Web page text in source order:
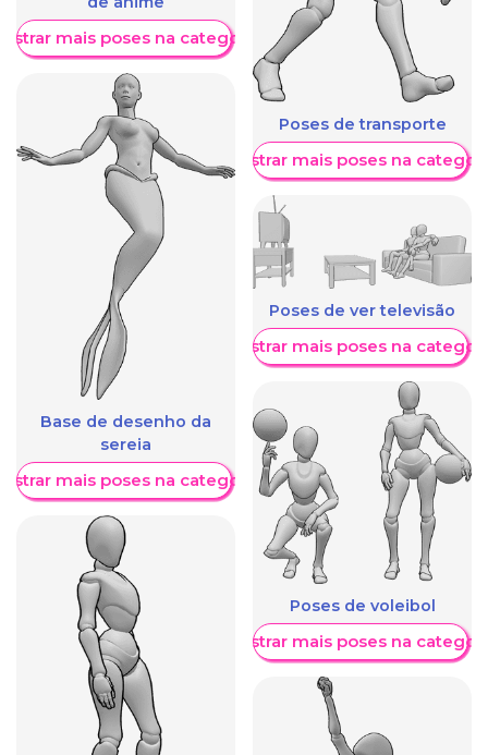
mais poses na categoria
Base de desenho da
sereia
mais poses na categoria
Poses de transporte
Mostrar mais poses na
Poses de ver televisão
Mostrar mais poses na
Poses de voleibol
Mostrar mais poses na